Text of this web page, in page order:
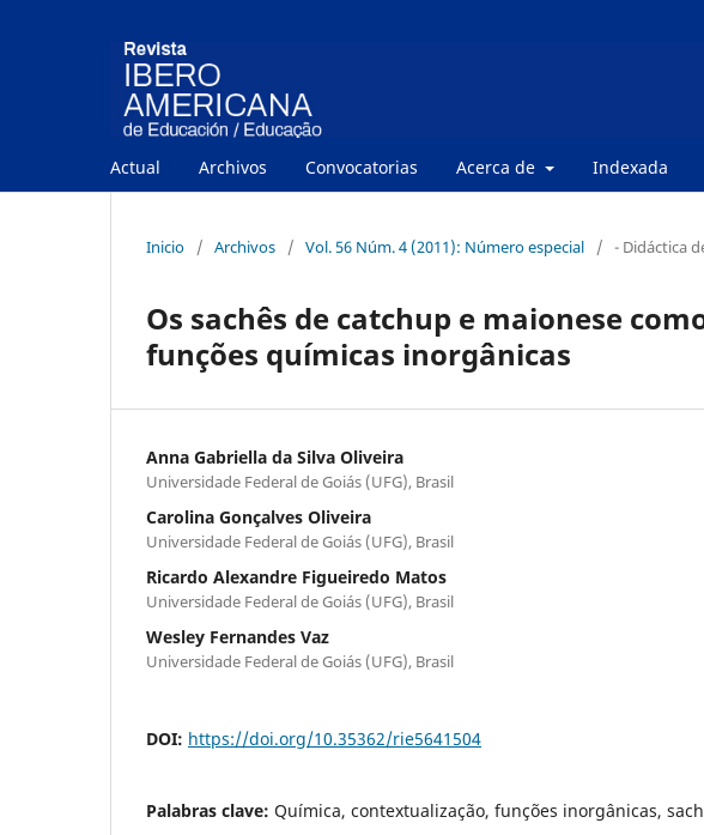
Actual Archivos Convocatorias Acerca de Indexada
Inicio / Archivos / Vol. 56 Núm. 4 (2011): Número especial / - Didáctica
Os sachês de catchup e maionese
funções químicas inorgânicas
Anna Gabriella da Silva Oliveira
Universidade Federal de Goiás (UFG), Brasil
Carolina Gonçalves Oliveira
Universidade Federal de Goiás (UFG), Brasil
Ricardo Alexandre Figueiredo Matos
Universidade Federal de Goiás (UFG), Brasil
Wesley Fernandes Vaz
Universidade Federal de Goiás (UFG), Brasil
DOI: https://doi.org/10.35362/rie5641504
Palabras clave: Química, contextualização, funções inorgânicas,